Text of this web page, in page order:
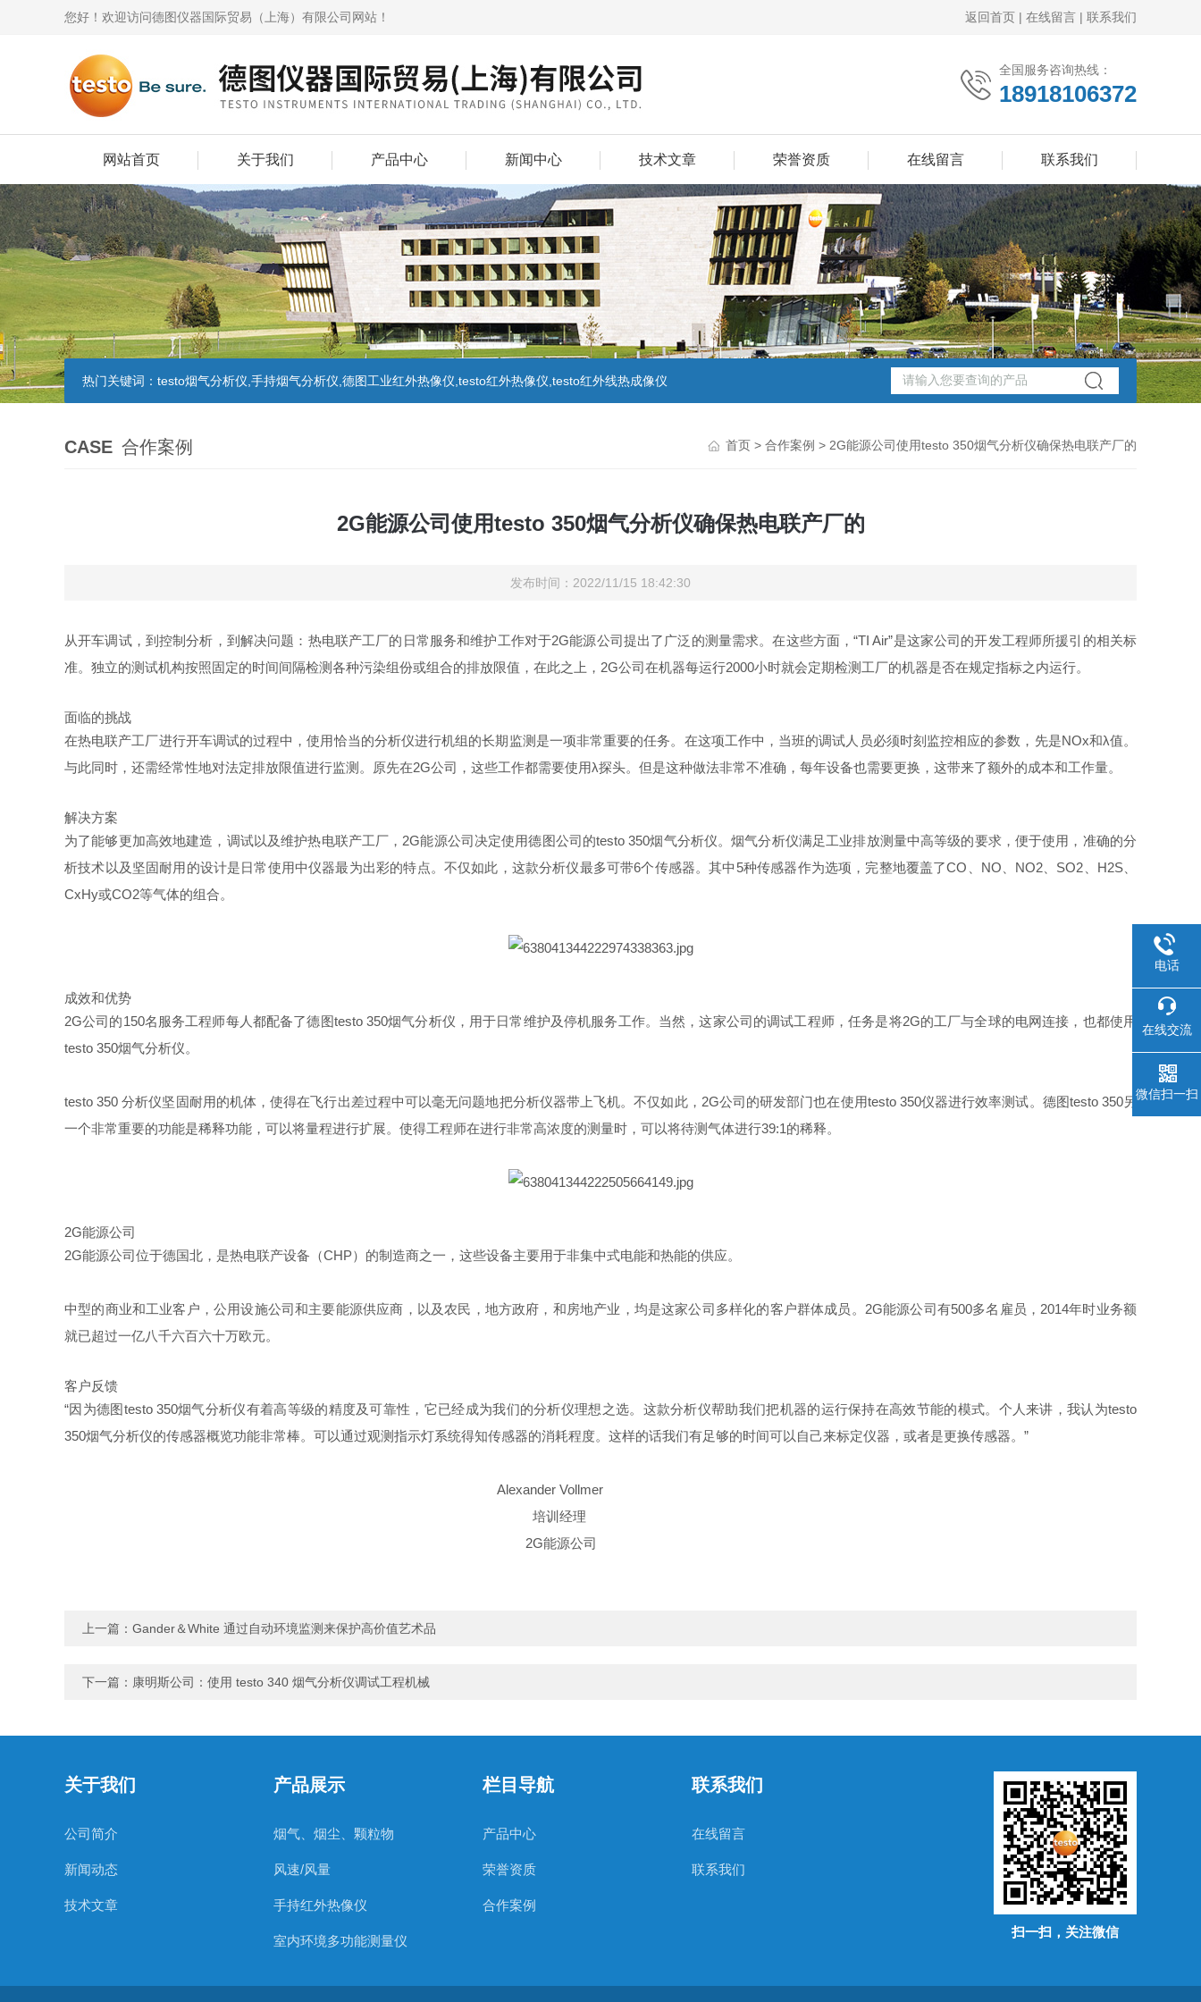
您好！欢迎访问德图仪器国际贸易（上海）有限公司网站！ 返回首页 | 在线留言 | 联系我们
全国服务咨询热线：
18918106372
网站首页 关于我们 产品中心 新闻中心 技术文章 荣誉资质 在线留言 联系我们
热门关键词： testo烟气分析仪,手持烟气分析仪,德图工业红外热像仪,testo红外热像仪,testo红外线热成像仪
CASE 合作案例 首页 > 合作案例 > 2G能源公司使用testo 350烟气分析仪确保热电联产厂的
2G能源公司使用testo 350烟气分析仪确保热电联产厂的
发布时间：2022/11/15 18:42:30
从开车调试，到控制分析，到解决问题：热电联产工厂的日常服务和维护工作对于2G能源公司提出了广泛的测量需求。在这些方面，“TI Air”是这家公司的开发工程师所援引的相关标
准。独立的测试机构按照固定的时间间隔检测各种污染组份或组合的排放限值，在此之上，2G公司在机器每运行2000小时就会定期检测工厂的机器是否在规定指标之内运行。
面临的挑战
在热电联产工厂进行开车调试的过程中，使用恰当的分析仪进行机组的长期监测是一项非常重要的任务。在这项工作中，当班的调试人员必须时刻监控相应的参数，先是NOx和λ值。
与此同时，还需经常性地对法定排放限值进行监测。原先在2G公司，这些工作都需要使用λ探头。但是这种做法非常不准确，每年设备也需要更换，这带来了额外的成本和工作量。
解决方案
为了能够更加高效地建造，调试以及维护热电联产工厂，2G能源公司决定使用德图公司的testo 350烟气分析仪。烟气分析仪满足工业排放测量中高等级的要求，便于使用，准确的分
析技术以及坚固耐用的设计是日常使用中仪器最为出彩的特点。不仅如此，这款分析仪最多可带6个传感器。其中5种传感器作为选项，完整地覆盖了CO、NO、NO2、SO2、H2S、
CxHy或CO2等气体的组合。
成效和优势
2G公司的150名服务工程师每人都配备了德图testo 350烟气分析仪，用于日常维护及停机服务工作。当然，这家公司的调试工程师，任务是将2G的工厂与全球的电网连接，也都使用
testo 350烟气分析仪。
testo 350 分析仪坚固耐用的机体，使得在飞行出差过程中可以毫无问题地把分析仪器带上飞机。不仅如此，2G公司的研发部门也在使用testo 350仪器进行效率测试。德图testo 350另
一个非常重要的功能是稀释功能，可以将量程进行扩展。使得工程师在进行非常高浓度的测量时，可以将待测气体进行39:1的稀释。
2G能源公司
2G能源公司位于德国北，是热电联产设备（CHP）的制造商之一，这些设备主要用于非集中式电能和热能的供应。
中型的商业和工业客户，公用设施公司和主要能源供应商，以及农民，地方政府，和房地产业，均是这家公司多样化的客户群体成员。2G能源公司有500多名雇员，2014年时业务额
就已超过一亿八千六百六十万欧元。
客户反馈
“因为德图testo 350烟气分析仪有着高等级的精度及可靠性，它已经成为我们的分析仪理想之选。这款分析仪帮助我们把机器的运行保持在高效节能的模式。个人来讲，我认为testo
350烟气分析仪的传感器概览功能非常棒。可以通过观测指示灯系统得知传感器的消耗程度。这样的话我们有足够的时间可以自己来标定仪器，或者是更换传感器。”
Alexander Vollmer
培训经理
2G能源公司
上一篇： Gander＆White 通过自动环境监测来保护高价值艺术品
下一篇： 康明斯公司：使用 testo 340 烟气分析仪调试工程机械
关于我们
公司简介
新闻动态
技术文章
产品展示
烟气、烟尘、颗粒物
风速/风量
手持红外热像仪
室内环境多功能测量仪
栏目导航
产品中心
荣誉资质
合作案例
联系我们
在线留言
联系我们
扫一扫，关注微信
电话
在线交流
微信扫一扫